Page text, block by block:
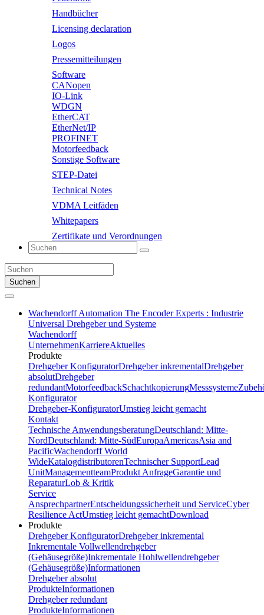
Handbücher
Licensing declaration
Logos
Pressemitteilungen
Software
CANopen
IO-Link
WDGN
EtherCAT
EtherNet/IP
PROFINET
Motorfeedback
Sonstige Software
STEP-Datei
Technical Notes
VDMA Leitfäden
Whitepapers
Zertifikate und Verordnungen
Suchen
Wachendorff Automation The Encoder Experts : Industrie
Universal Drehgeber und Systeme
Wachendorff
UnternehmenKarriereAktuelles
Produkte
Drehgeber KonfiguratorDrehgeber inkrementalDrehgeber
absolutDrehgeber
redundantMotorfeedbackSchachtkopierungMesssysteme
Konfigurator
Drehgeber-KonfiguratorUmstieg leicht gemacht
Kontakt
Technische AnwendungsberatungDeutschland: Mitte-
NordDeutschland: Mitte-SüdEuropaAmericasAsia and
PacificWachendorff World
WideKatalogdistributorenTechnischer SupportLead
UnitManagementteamProdukt AnfrageGarantie und
ReparaturLob & Kritik
Service
AnsprechpartnerEntscheidungssicherheit und ServiceCyber
Resilience ActUmstieg leicht gemachtDownload
Produkte
Drehgeber KonfiguratorDrehgeber inkremental
Inkrementale Vollwellendrehgeber
(Gehäusegröße)Inkrementale Hohlwellendrehgeber
(Gehäusegröße)Informationen
Drehgeber absolut
ProdukteInformationen
Drehgeber redundant
ProdukteInformationen